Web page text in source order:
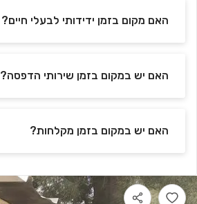
האם מקום בזמן ידידותי לבעלי חיים?
האם יש במקום בזמן שירותי הדפסה?
האם יש במקום בזמן מקלחות?